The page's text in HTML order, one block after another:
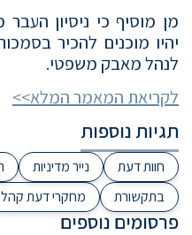
מן מוסיף כי ניסיון
יהיו מוכנים להכיר
לנהל מאבק משפטי.
לקריאת המאמר המלא>>
תגיות נוספות
חוות דעת נייר מדיניות
בתקשורת
מחקרי דעת קהל
פרסומים נוספים